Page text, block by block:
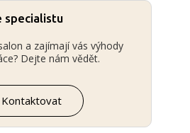
specialistu
a zajímají vás výhody
Dejte nám vědět.
Kontaktovat